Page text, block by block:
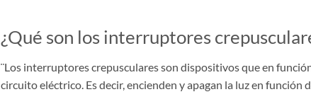
9,06 €
¿Qué son los interruptores
¨Los interruptores crepusculares son dispositivos que en
circuito eléctrico. Es decir, encienden y apagan la luz en función